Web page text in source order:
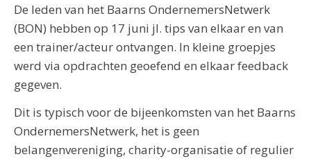
De leden van het Baarns OndernemersNetwerk
(BON) hebben op 17 juni jl. tips van elkaar en van
een trainer/acteur ontvangen. In kleine groepjes
werd via opdrachten geoefend en elkaar feedback
gegeven.
Dit is typisch voor de bijeenkomsten van het Baarns
OndernemersNetwerk, het is geen
belangenvereniging, charity-organisatie of regulier